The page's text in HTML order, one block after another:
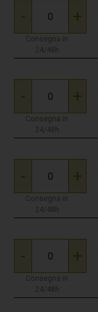
- +
Consegna in
24/48h
- +
Consegna in
24/48h
- +
Consegna in
24/48h
- +
Consegna in
24/48h